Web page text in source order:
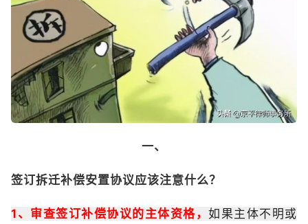
一、
签订拆迁补偿安置协议应该注意什么？
1、审查签订补偿协议的主体资格， 如果主体不明或